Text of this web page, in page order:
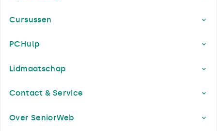
Cursussen
PCHulp
Lidmaatschap
Contact & Service
Over SeniorWeb